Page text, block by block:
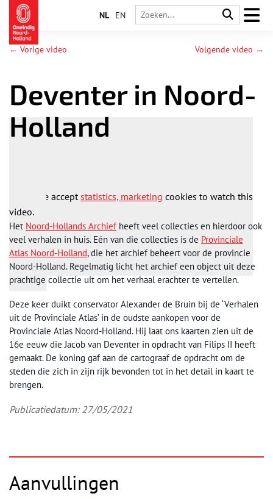
NL EN
← Vorige video Volgende video →
Deventer in Noord-
Holland
Please acceptstatistics, marketing cookies to watch this
video.
Het Noord-Hollands Archiefheeft veel collecties en hierdoor ook
veel verhalen in huis. Eén van die collecties is de Provinciale
Atlas Noord-Holland, die het archief beheert voor de provincie
Noord-Holland. Regelmatig licht het archief een object uit deze
prachtige collectie uit om het verhaal erachter te vertellen.
Deze keer duikt conservator Alexander de Bruin bij de ‘Verhalen
uit de Provinciale Atlas’ in de oudste aankopen voor de
Provinciale Atlas Noord-Holland. Hij laat ons kaarten zien uit de
16e eeuw die Jacob van Deventer in opdracht van Filips II heeft
gemaakt. De koning gaf aan de cartograaf de opdracht om de
steden die zich in zijn rijk bevonden tot in het detail in kaart te
brengen.
Publicatiedatum: 27/05/2021
Aanvullingen